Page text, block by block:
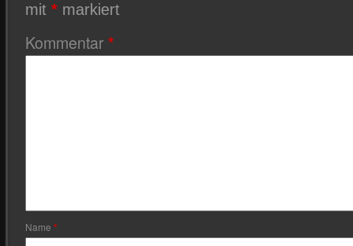
mit * markiert
Kommentar*
Name *